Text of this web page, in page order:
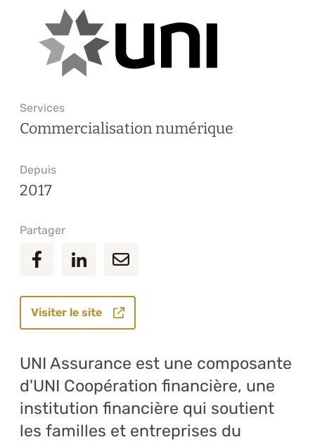
Carrière
Nous joindre
Services
Commercialisation numérique
Depuis
2017
Partager
Visiter le site
UNI Assurance est une composante
d'UNI Coopération financière, une
institution financière qui soutient
les familles et entreprises du